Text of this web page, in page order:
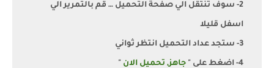
2- سوف تنتقل الي صفحة التحميل … قم بالتمرير الي
اسفل قليلا
3- ستجد عداد التحميل انتظر ثواني
4- اضغط على " جاهز, تحميل الان "